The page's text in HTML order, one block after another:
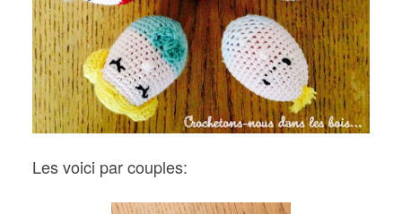
Les voici par couples: